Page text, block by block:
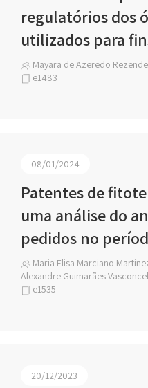
regulatórios dos
utilizados para
Mayara de Azeredo
e1483
08/01/2024
Patentes de
uma análise do
pedidos no
Maria Elisa Marciano
Alexandre Guimarães
e1535
20/12/2023